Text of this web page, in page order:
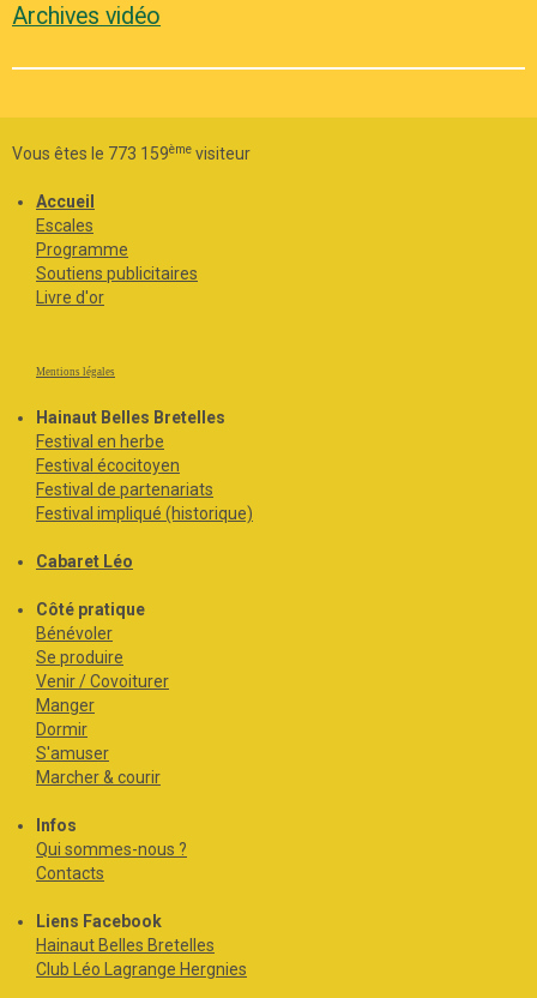
Archives vidéo
Vous êtes le 773 159ème visiteur
Accueil
Escales
Programme
Soutiens publicitaires
Livre d'or
Mentions légales
Hainaut Belles Bretelles
Festival en herbe
Festival écocitoyen
Festival de partenariats
Festival impliqué (historique)
Cabaret Léo
Côté pratique
Bénévoler
Se produire
Venir / Covoiturer
Manger
Dormir
S'amuser
Marcher & courir
Infos
Qui sommes-nous ?
Contacts
Liens Facebook
Hainaut Belles Bretelles
Club Léo Lagrange Hergnies